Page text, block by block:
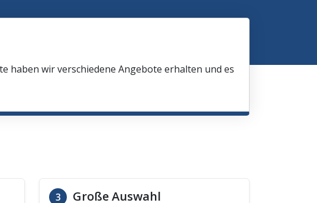
haben wir verschiedene Angebote erhalten und es
3 Große Auswahl